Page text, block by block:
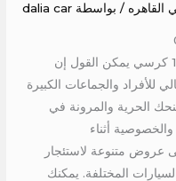
/ بواسطة dalia car
ايجار تويوتا الى بورسعيد استئجار باص 13 كرسي يمكن القول إن
هو خيار مثالي للأفراد والجماعات الكبيرة
الحرية والمرونة في
أثناء
عروض متنوعة لاستئجار
السيارات المختلفة. يمكنك